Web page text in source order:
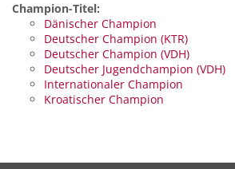
Champion-Titel:
Dänischer Champion
Deutscher Champion (KTR)
Deutscher Champion (VDH)
Deutscher Jugendchampion (VDH)
Internationaler Champion
Kroatischer Champion